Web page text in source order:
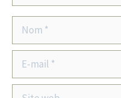
mail
Site